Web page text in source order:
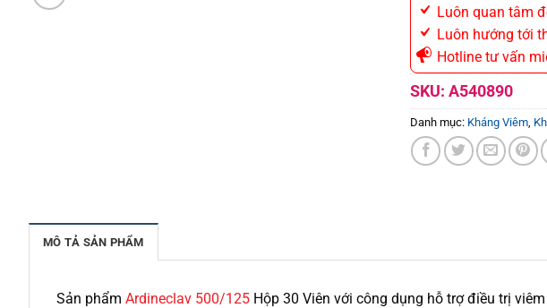
Luôn quan tâm
Luôn hướng tới
Hotline tư vấn
SKU: A540890
Danh mục: Kháng Viêm,
MÔ TẢ SẢN PHẨM
Sản phẩm Ardineclav 500/125 Hộp 30 Viên với công dụng hỗ trợ điều trị